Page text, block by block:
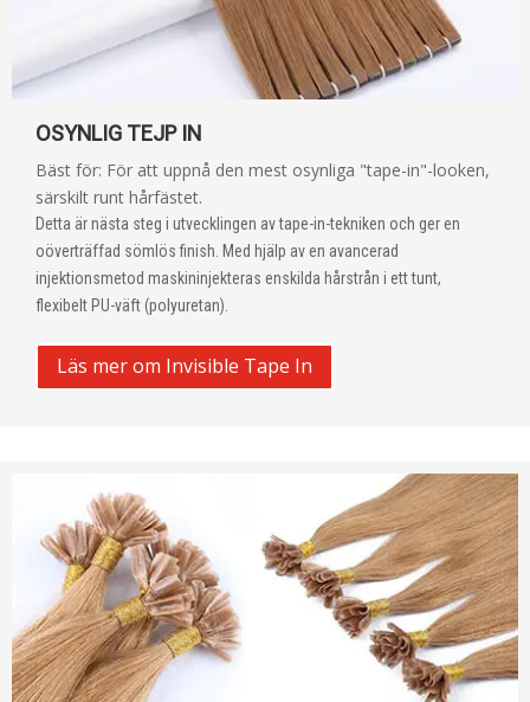
OSYNLIG TEJP IN
Bäst för: För att uppnå den mest osynliga "tape-in"-looken,
särskilt runt hårfästet.
Detta är nästa steg i utvecklingen av tape-in-tekniken och ger en
oöverträffad sömlös finish. Med hjälp av en avancerad
injektionsmetod maskininjekteras enskilda hårstrån i ett tunt,
flexibelt PU-väft (polyuretan).
Läs mer om Invisible Tape In